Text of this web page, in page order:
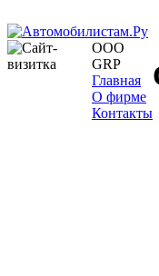
OOO
GRP
Главная
О фирме
Контакты